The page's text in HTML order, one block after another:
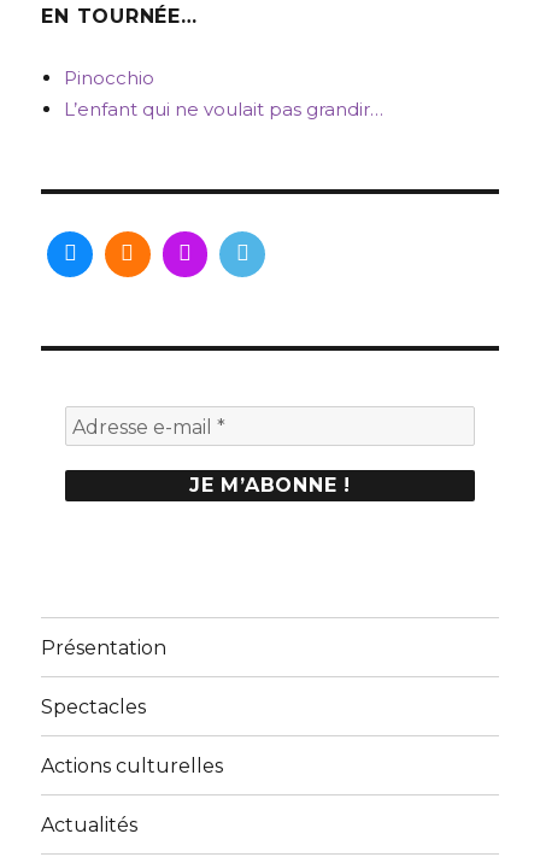
EN TOURNÉE…
Pinocchio
L’enfant qui ne voulait pas grandir…
Présentation
Spectacles
Actions culturelles
Actualités